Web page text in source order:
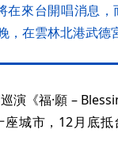
在來台開唱消息
在雲林北港武德
演《福·願 –
城市，12月底